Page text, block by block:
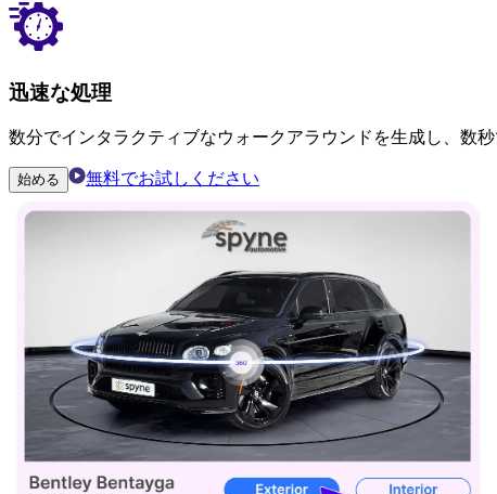
迅速な処理
数分でインタラクティブなウォークアラウンドを生成し、数
始める 無料でお試しください